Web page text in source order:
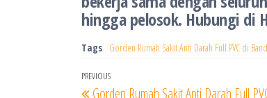
hingga pelosok. Hubungi di
Tags Gorden Rumah Sakit Anti Darah Full PVC di
Navigasi
Previous
PREVIOUS
Gorden Rumah Sakit Anti Darah Full